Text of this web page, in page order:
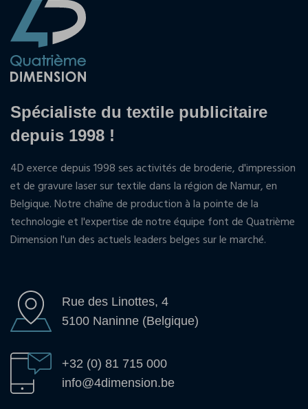
Spécialiste du textile publicitaire
depuis 1998 !
4D exerce depuis 1998 ses activités de broderie, d'impression
et de gravure laser sur textile dans la région de Namur, en
Belgique. Notre chaîne de production à la pointe de la
technologie et l'expertise de notre équipe font de Quatrième
Dimension l'un des actuels leaders belges sur le marché.
Rue des Linottes, 4
5100 Naninne (Belgique)
+32 (0) 81 715 000
info@4dimension.be